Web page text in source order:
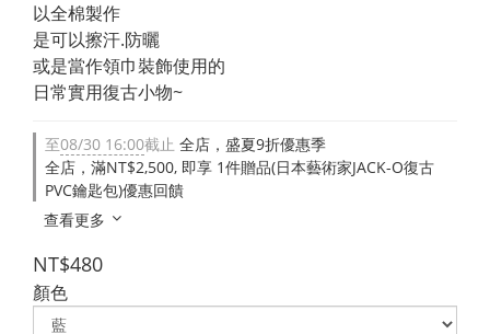
以全棉製作
是可以擦汗.防曬
或是當作領巾裝飾使用的
日常實用復古小物~
至08/30 16:00截止 全店，盛夏9折優惠季
全店，滿NT$2,500, 即享 1件贈品(日本藝術家JACK-O復古
PVC鑰匙包)優惠回饋
查看更多
NT$480
顏色